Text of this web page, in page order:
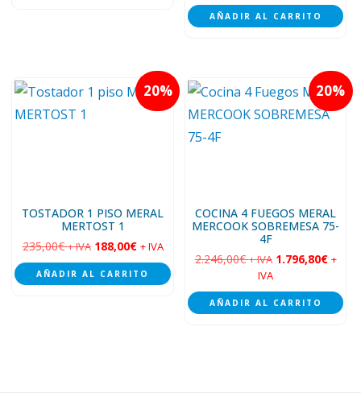
AÑADIR AL CARRITO
20
TOSTADOR 1 PISO MERAL
MERTOST 1
235,00€ + IVA 188,00€ + IVA
AÑADIR AL CARRITO
20
COCINA 4 FUEGOS MERAL
MERCOOK SOBREMESA 75-
4F
2.246,00€ + IVA 1.796,80€ +
IVA
AÑADIR AL CARRITO